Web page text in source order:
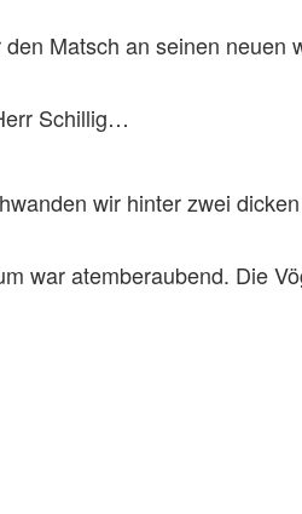
Matsch an seinen neuen
Schillig…
wir hinter zwei
war atemberaubend. Die